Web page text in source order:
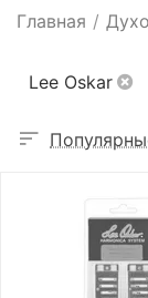
Главная /
Lee Oskar